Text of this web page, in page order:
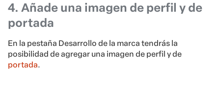
4. Añade una imagen de perfil y de
portada
En la pestaña Desarrollo de la marca tendrás la
posibilidad de agregar una imagen de perfil y de
portada.